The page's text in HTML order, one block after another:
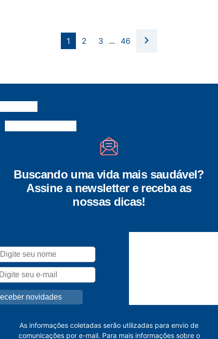
1 2 3 ... 46
Buscando uma vida mais saudável?
Assine a newsletter e receba as
nossas dicas!
As informações coletadas serão utilizadas para envio de
comunicações por e-mail. Para mais informações sobre o